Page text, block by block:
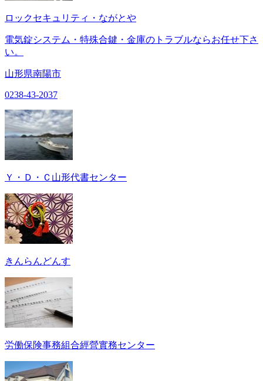
ロックセキュリティ・ながとや
電気錠システム・特殊合鍵・金庫のトラブルならお任せ下さ
い。
山形県南陽市
0238-43-2037
Ｙ・Ｄ・Ｃ山形代書センター
きんらんどんす
労働保険事務組合經營實務センター